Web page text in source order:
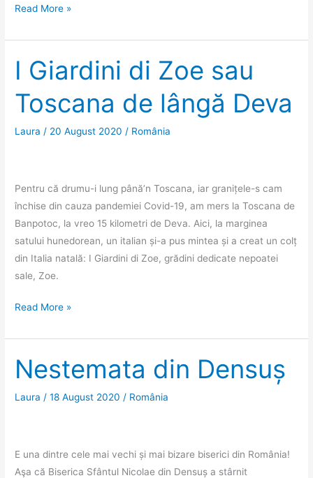
Detunata
orga
de
piatră
din
Apuseni
Read More »
I Giardini di Zoe sau
Toscana de lângă Deva
Laura/ 20 August 2020/ România
Pentru că drumu-i lung până’n Toscana, iar granițele-s cam
închise din cauza pandemiei Covid-19, am mers la Toscana de
Banpotoc, la vreo 15 kilometri de Deva. Aici, la marginea
satului hunedorean, un italian și-a pus mintea și a creat un colț
din Italia natală: I Giardini di Zoe, grădini dedicate nepoatei
sale, Zoe.
I
di
Zoe
sau
Toscana
Read More »
Nestemata din Densuș
Laura/18 August 2020/ România
E una dintre cele mai vechi și mai bizare biserici din România!
Aşa că Biserica Sfântul Nicolae din Densuș a stârnit